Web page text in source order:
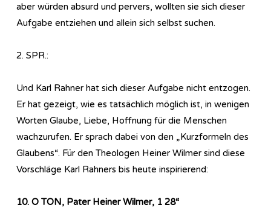
aber würden absurd und pervers, wollten sie sich dieser
Aufgabe entziehen und allein sich selbst suchen.
2. SPR.:
Und Karl Rahner hat sich dieser Aufgabe nicht entzogen.
Er hat gezeigt, wie es tatsächlich möglich ist, in wenigen
Worten Glaube, Liebe, Hoffnung für die Menschen
wachzurufen. Er sprach dabei von den „Kurzformeln des
Glaubens“. Für den Theologen Heiner Wilmer sind diese
Vorschläge Karl Rahners bis heute inspirierend:
10. O TON, Pater Heiner Wilmer, 1 28“